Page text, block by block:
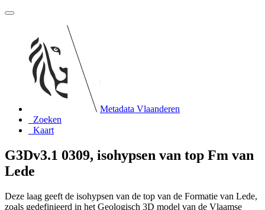
Metadata Vlaanderen
Zoeken
Kaart
G3Dv3.1 0309, isohypsen van top Fm van
Lede
Deze laag geeft de isohypsen van de top van de Formatie van Lede,
zoals gedefinieerd in het Geologisch 3D model van de Vlaamse